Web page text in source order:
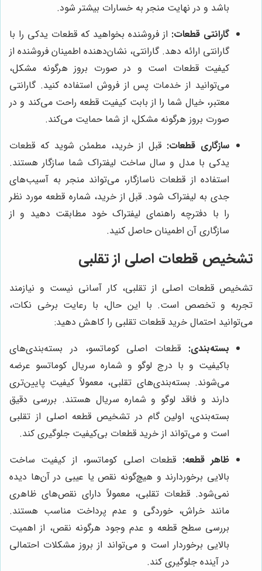
باشد و در نهایت منجر به خسارات بیشتر شود.
گارانتی قطعات: از فروشنده بخواهید که قطعات یدکی را با
گارانتی ارائه دهد. گارانتی، نشان‌دهنده اطمینان فروشنده از
کیفیت قطعات است و در صورت بروز هرگونه مشکل،
می‌توانید از خدمات پس از فروش استفاده کنید. گارانتی
معتبر، خیال شما را از بابت کیفیت قطعه راحت می‌کند و در
صورت بروز هرگونه مشکل، از شما حمایت می‌کند.
سازگاری قطعات: قبل از خرید، مطمئن شوید که قطعات
یدکی با مدل و سال ساخت لیفتراک شما سازگار هستند.
استفاده از قطعات ناسازگار، می‌تواند منجر به آسیب‌های
جدی به لیفتراک شود. قبل از خرید، شماره قطعه مورد نظر
را با دفترچه راهنمای لیفتراک خود مطابقت دهید و از
سازگاری آن اطمینان حاصل کنید.
تشخیص قطعات اصلی از تقلبی
تشخیص قطعات اصلی از تقلبی، کار آسانی نیست و نیازمند
تجربه و تخصص است. با این حال، با رعایت برخی نکات،
می‌توانید احتمال خرید قطعات تقلبی را کاهش دهید:
بسته‌بندی: قطعات اصلی کوماتسو، در بسته‌بندی‌های
باکیفیت و با درج لوگو و شماره سریال کوماتسو عرضه
می‌شوند. بسته‌بندی‌های تقلبی، معمولاً کیفیت پایین‌تری
دارند و فاقد لوگو و شماره سریال هستند. بررسی دقیق
بسته‌بندی، اولین گام در تشخیص قطعه اصلی از تقلبی
است و می‌تواند از خرید قطعات بی‌کیفیت جلوگیری کند.
ظاهر قطعه: قطعات اصلی کوماتسو، از کیفیت ساخت
بالایی برخوردارند و هیچ‌گونه نقص یا عیبی در آن‌ها دیده
نمی‌شود. قطعات تقلبی، معمولاً دارای نقص‌های ظاهری
مانند خراش، خوردگی و عدم پرداخت مناسب هستند.
بررسی سطح قطعه و عدم وجود هرگونه نقص، از اهمیت
بالایی برخوردار است و می‌تواند از بروز مشکلات احتمالی
در آینده جلوگیری کند.